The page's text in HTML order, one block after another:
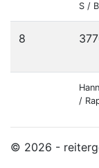
S /
8
/
© 2026 -